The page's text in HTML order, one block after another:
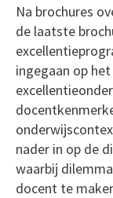
Na brochures
de laatste
ingegaan op
nader in op de
waarbij
docent te